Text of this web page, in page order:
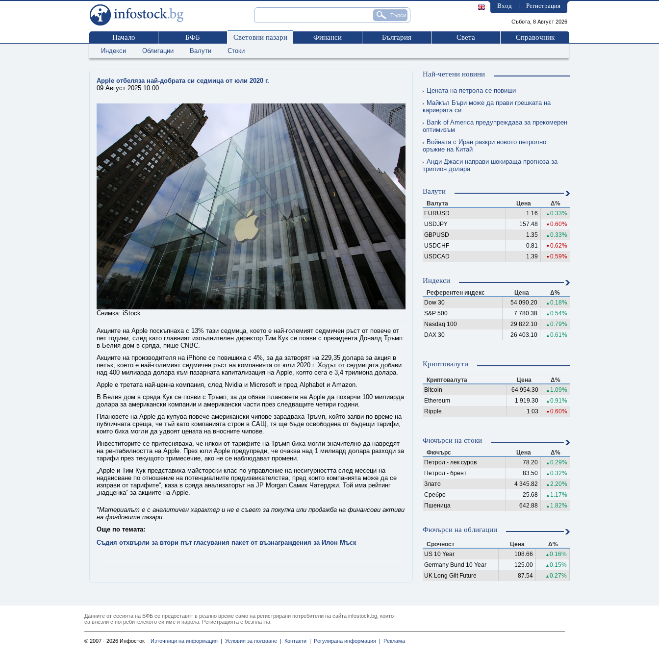
Вход Регистрация
Събота, 8 Август 2026
Начало БФБ Световни пазари Финанси България Света Справочник
Индекси Облигации Валути Стоки
Apple отбеляза най-добрата си седмица от юли 2020 г.
09 Август 2025 10:00
Снимка: iStock
Акциите на Apple поскъпнаха с 13% тази седмица, което е най-големият седмичен ръст от повече от
пет години, след като главният изпълнителен директор Тим Кук се появи с президента Доналд Тръмп
в Белия дом в сряда, пише CNBC.
Акциите на производителя на iPhone се повишиха с 4%, за да затворят на 229,35 долара за акция в
петък, което е най-големият седмичен ръст на компанията от юли 2020 г. Ходът от седмицата добави
над 400 милиарда долара към пазарната капитализация на Apple, която сега е 3,4 трилиона долара.
Apple е третата най-ценна компания, след Nvidia и Microsoft и пред Alphabet и Amazon.
В Белия дом в сряда Кук се появи с Тръмп, за да обяви плановете на Apple да похарчи 100 милиарда
долара за американски компании и американски части през следващите четири години.
Плановете на Apple да купува повече американски чипове зарадваха Тръмп, който заяви по време на
публичната среща, че тъй като компанията строи в САЩ, тя ще бъде освободена от бъдещи тарифи,
които биха могли да удвоят цената на вносните чипове.
Инвеститорите се притесняваха, че някои от тарифите на Тръмп биха могли значително да навредят
на рентабилността на Apple. През юли Apple предупреди, че очаква над 1 милиард долара разходи за
тарифи през текущото тримесечие, ако не се наблюдават промени.
„Apple и Тим Кук представиха майсторски клас по управление на несигурността след месеци на
надвисване по отношение на потенциалните предизвикателства, пред които компанията може да се
изправи от тарифите“, каза в сряда анализаторът на JP Morgan Самик Чатерджи. Той има рейтинг
„надценка“ за акциите на Apple.
*Материалът е с аналитичен характер и не е съвет за покупка или продажба на финансови активи
на фондовите пазари.
Още по темата:
Съдия отхвърли за втори път гласувания пакет от възнаграждения за Илон Мъск
Най-четени новини
Цената на петрола се повиши
Майкъл Бъри може да прави грешката на
кариерата си
Bank of America предупреждава за прекомерен
оптимизъм
Войната с Иран разкри новото петролно
оръжие на Китай
Анди Джаси направи шокираща прогноза за
трилион долара
Валути
Валута Цена
Δ%
EURUSD
1.16 ▲ 0.33%
USDJPY
157.48 ▼ 0.60%
GBPUSD
1.35 ▲ 0.33%
USDCHF
0.81 ▼ 0.62%
USDCAD
1.39 ▼ 0.59%
Индекси
Референтен индекс Цена
Δ%
Dow 30
54 090.20 ▲ 0.18%
S&P 500
7 780.38 ▲ 0.54%
Nasdaq 100
29 822.10 ▲ 0.79%
DAX 30
26 403.10 ▲ 0.61%
Криптовалути
Криптовалута Цена
Δ%
Bitcoin
64 954.30 ▲ 1.09%
Ethereum
1 919.30 ▲ 0.91%
Ripple
1.03 ▼ 0.60%
Фючърси на стоки
Фючърс Цена
Δ%
Петрол - лек суров
78.20 ▲ 0.29%
Петрол - брент
83.50 ▲ 0.32%
Злато
4 345.82 ▲ 2.20%
Сребро
25.68 ▲ 1.17%
Пшеница
642.88 ▲ 1.82%
Фючърси на облигации
Срочност Цена
Δ%
US 10 Year
108.66 ▲ 0.16%
Germany Bund 10 Year
125.00 ▲ 0.15%
UK Long Gilt Future
87.54 ▲ 0.27%
Данните от сесията на БФБ се предоставят в реално време само на регистрирани потребители на сайта infostock.bg, които
са влезли с потребителското си име и парола. Регистрацията е безплатна.
© 2007 - 2026 Инфосток Източници на информация | Условия за ползване | Контакти | Регулирана информация | Реклама